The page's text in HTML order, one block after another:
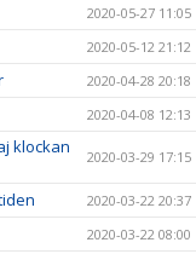
2020-05-27 11:05
2020-05-12 21:12
2020-04-28 20:18
2020-04-08 12:13
klockan
2020-03-29 17:15
2020-03-22 20:37
2020-03-22 08:00